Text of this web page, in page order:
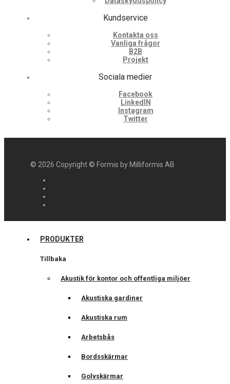
Kundservice
Kontakta oss
Vanliga frågor
B2B
Projekt
Sociala medier
Facebook
LinkedIN
Instagram
Twitter
© 2026 Copyright © Formis by Milliformis AB
PRODUKTER
Tillbaka
Akustik för kontor och offentliga miljöer
Akustiska gardiner
Akustiska rum
Arbetsbås
Bordsskärmar
Golvskärmar